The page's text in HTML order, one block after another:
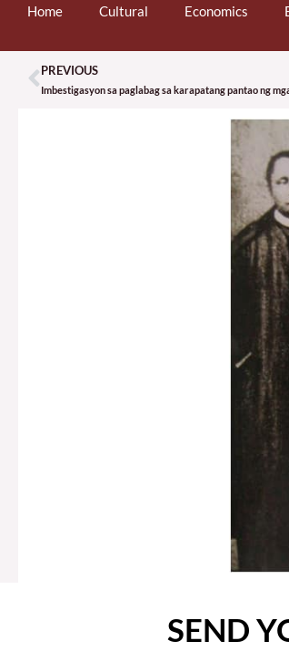
Home Cultural Economics
Prev
PREVIOUS
Imbestigasyon sa paglabag sa karapatang pantao ng
SEND